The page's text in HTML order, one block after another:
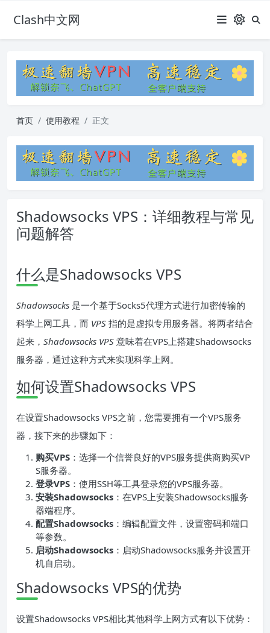
Clash中文网
首页 使用教程 正文
Shadowsocks VPS：详细教程与常见
问题解答
什么是Shadowsocks VPS
Shadowsocks 是一个基于Socks5代理方式进行加密传输的
科学上网工具，而 VPS 指的是虚拟专用服务器。将两者结合
起来， Shadowsocks VPS 意味着在VPS上搭建Shadowsocks
服务器，通过这种方式来实现科学上网。
如何设置Shadowsocks VPS
在设置Shadowsocks VPS之前，您需要拥有一个VPS服务
器，接下来的步骤如下：
购买VPS ：选择一个信誉良好的VPS服务提供商购买VP
S服务器。
登录VPS ：使用SSH等工具登录您的VPS服务器。
安装Shadowsocks ：在VPS上安装Shadowsocks服务
器端程序。
配置Shadowsocks ：编辑配置文件，设置密码和端口
等参数。
启动Shadowsocks ：启动Shadowsocks服务并设置开
机自启动。
Shadowsocks VPS的优势
设置Shadowsocks VPS相比其他科学上网方式有以下优势：